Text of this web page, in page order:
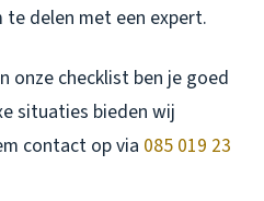
delen met een expert.
onze checklist ben je goed
situaties bieden wij
contact op via 085 019 23